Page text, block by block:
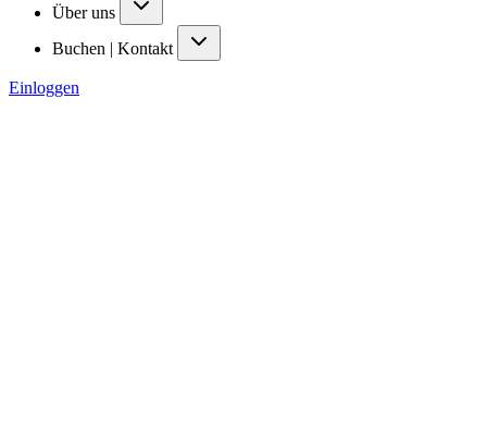
Über uns
Buchen | Kontakt
Einloggen